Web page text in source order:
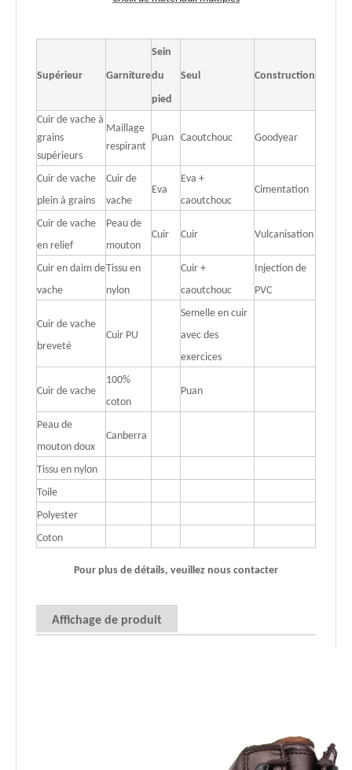
Supérieur Garniture
Sein
du
pied
Seul Construction
Cuir de vache à
grains
supérieurs
Maillage
respirant
Puan Caoutchouc Goodyear
Cuir de vache
plein à grains
Cuir de
vache
Eva
Eva +
caoutchouc
Cimentation
Cuir de vache
en relief
Peau de
mouton
Cuir Cuir Vulcanisation
Cuir en daim de
vache
Tissu en
nylon
Cuir +
caoutchouc
Injection de
PVC
Cuir de vache
breveté
Cuir PU
Semelle en cuir
avec des
exercices
Cuir de vache
100%
coton
Puan
Peau de
mouton doux
Canberra
Tissu en nylon
Toile
Polyester
Coton
Pour plus de détails, veuillez nous contacter
Affichage de produit